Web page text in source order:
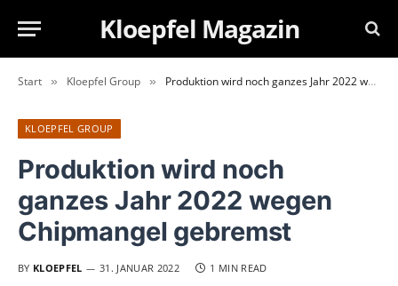
Kloepfel Magazin
Start » Kloepfel Group » Produktion wird noch ganzes Jahr 2022 wegen Chipmangel gebremst
KLOEPFEL GROUP
Produktion wird noch
ganzes Jahr 2022 wegen
Chipmangel gebremst
BY KLOEPFEL 31. JANUAR 2022 1 MIN READ